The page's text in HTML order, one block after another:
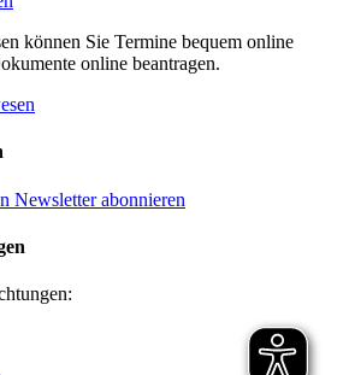
können Sie Termine bequem online
online beantragen.
Newsletter abonnieren